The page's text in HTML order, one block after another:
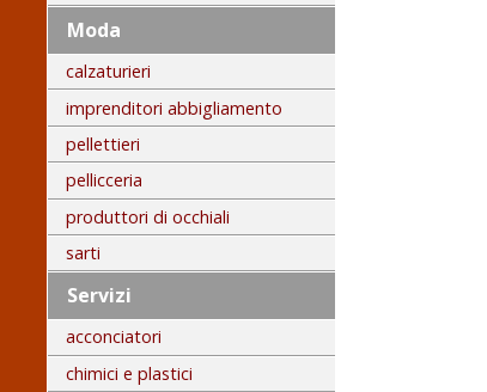
Moda
calzaturieri
imprenditori abbigliamento
pellettieri
pellicceria
produttori di occhiali
sarti
Servizi
acconciatori
chimici e plastici